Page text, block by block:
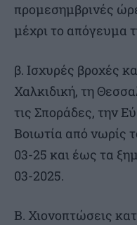
προμεσημβρινές
μέχρι το απόγευμα
β. Ισχυρές βροχές
Χαλκιδική, τη
τις Σποράδες, την
Βοιωτία από νωρίς
03-25 και έως τα
03-2025.
Β. Χιονοπτώσεις